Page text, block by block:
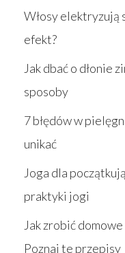
Włosy elektryzują
efekt?
Jak dbać o dłonie
sposoby
7 błędów w
unikać
Joga dla
praktyki jogi
Jak zrobić
Poznaj te przepisy